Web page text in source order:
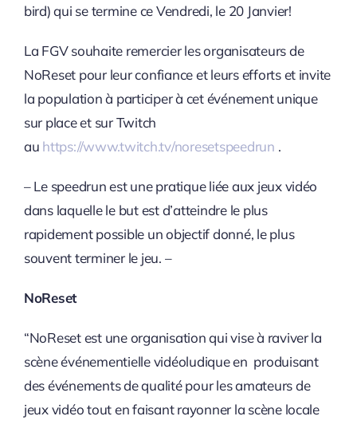
bird) qui se termine ce Vendredi, le 20 Janvier!
La FGV souhaite remercier les organisateurs de
NoReset pour leur confiance et leurs efforts et invite
la population à participer à cet événement unique
sur place et sur Twitch
au https://www.twitch.tv/noresetspeedrun .
– Le speedrun est une pratique liée aux jeux vidéo
dans laquelle le but est d’atteindre le plus
rapidement possible un objectif donné, le plus
souvent terminer le jeu. –
NoReset
“NoReset est une organisation qui vise à raviver la
scène événementielle vidéoludique en produisant
des événements de qualité pour les amateurs de
jeux vidéo tout en faisant rayonner la scène locale